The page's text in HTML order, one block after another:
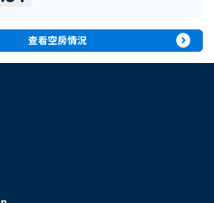
查看空房情況 expand_circle_right